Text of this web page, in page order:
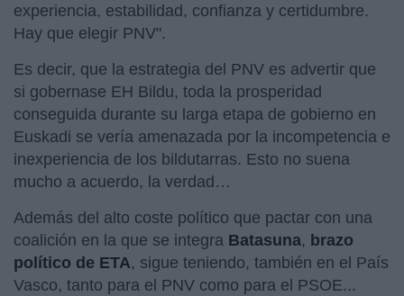
experiencia, estabilidad, confianza y certidumbre.
Hay que elegir PNV".
Es decir, que la estrategia del PNV es advertir que
si gobernase EH Bildu, toda la prosperidad
conseguida durante su larga etapa de gobierno en
Euskadi se vería amenazada por la incompetencia e
inexperiencia de los bildutarras. Esto no suena
mucho a acuerdo, la verdad…
Además del alto coste político que pactar con una
coalición en la que se integra Batasuna, brazo
político de ETA, sigue teniendo, también en el País
Vasco, tanto para el PNV como para el PSOE...